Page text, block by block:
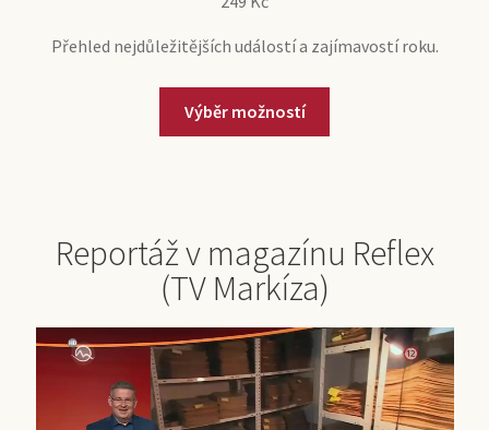
Přehled nejdůležitějších událostí a zajímavostí roku.
Výběr možností
Reportáž v magazínu Reflex
(TV Markíza)